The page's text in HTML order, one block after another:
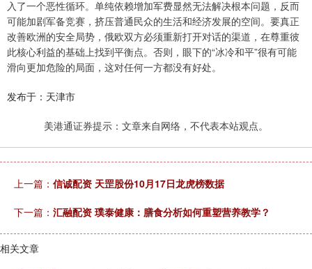
入了一个恶性循环。单纯依赖增加军费显然无法解决根本问题，反而
可能加剧军备竞赛，挤压普通民众的生活和经济发展的空间。要真正
改善欧洲的安全局势，俄欧双方必须重新打开对话的渠道，在尊重彼
此核心利益的基础上找到平衡点。否则，眼下的“冰冷和平”很有可能
滑向更加危险的局面，这对任何一方都没有好处。
发布于：天津市
美港通证券提示：文章来自网络，不代表本站观点。
上一篇： 信诚配资 天罡股份10月17日龙虎榜数据
下一篇： 汇融配资 璞泰健康：膳食分析如何重塑营养教学？
相关文章